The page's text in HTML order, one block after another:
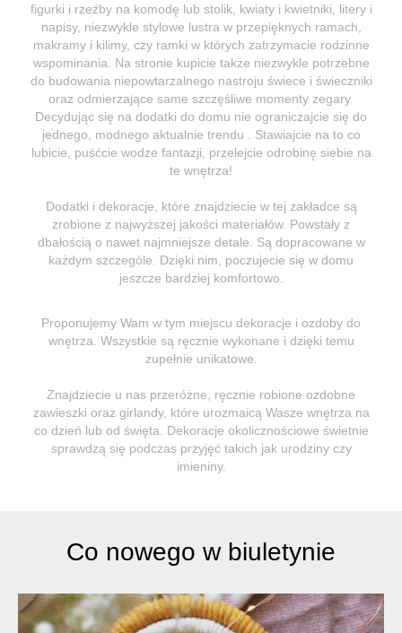
figurki i rzeźby na komodę lub stolik, kwiaty i kwietniki, litery i
napisy, niezwykle stylowe lustra w przepięknych ramach,
makramy i kilimy, czy ramki w których zatrzymacie rodzinne
wspominania. Na stronie kupicie także niezwykle potrzebne
do budowania niepowtarzalnego nastroju świece i świeczniki
oraz odmierzające same szczęśliwe momenty zegary.
Decydując się na dodatki do domu nie ograniczajcie się do
jednego, modnego aktualnie trendu . Stawiajcie na to co
lubicie, puśćcie wodze fantazji, przelejcie odrobinę siebie na
te wnętrza!
Dodatki i dekoracje, które znajdziecie w tej zakładce są
zrobione z najwyższej jakości materiałów. Powstały z
dbałością o nawet najmniejsze detale. Są dopracowane w
każdym szczególe. Dzięki nim, poczujecie się w domu
jeszcze bardziej komfortowo.
Proponujemy Wam w tym miejscu dekoracje i ozdoby do
wnętrza. Wszystkie są ręcznie wykonane i dzięki temu
zupełnie unikatowe.
Znajdziecie u nas przeróżne, ręcznie robione ozdobne
zawieszki oraz girlandy, które urozmaicą Wasze wnętrza na
co dzień lub od święta. Dekoracje okolicznościowe świetnie
sprawdzą się podczas przyjęć takich jak urodziny czy
imieniny.
Co nowego w biuletynie